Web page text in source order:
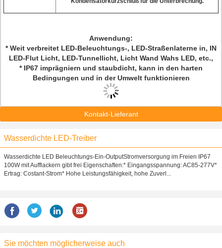
Anwendung:
* Weit verbreitet LED-Beleuchtungs-, LED-Straßenlaterne in, IN
LED-Flut Licht, LED-Tunnellicht, Licht Wand Wahs LED, etc.,
* IP67 imprägniern und staubdicht, kann in den harten
Bedingungen und in der Umwelt funktionieren
Kontakt-Lieferant
Wasserdichte LED-Treiber
Wasserdichte LED Beleuchtungs-Ein-OutputStromversorgung im Freien IP67
100W mit Aufflackern gibt frei Eigenschaften:* Eingangsspannung: AC85-277V*
Ertrag: Costant-Strom* Hohe Leistungsfähigkeit, hohe Zuverl...
Sie möchten möglicherweise auch